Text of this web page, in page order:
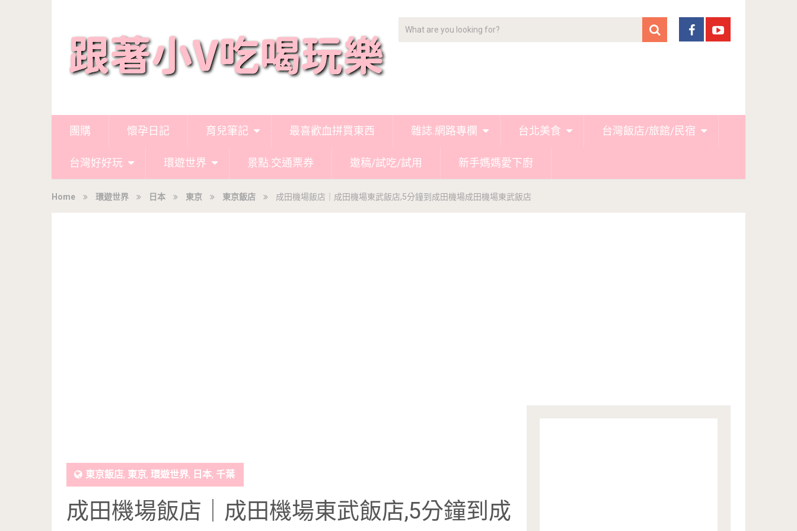
團購 懷孕日記 育兒筆記 最喜歡血拼買東西 雜誌.網路專欄 台北美食 台灣飯店/旅館/民宿
台灣好好玩 環遊世界 景點.交通票券 邀稿/試吃/試用 新手媽媽愛下廚
Home 環遊世界 日本 東京 東京飯店 成田機場飯店｜成田機場東武飯店,5分鐘到成田機場成田機場東武飯店
東京飯店, 東京, 環遊世界, 日本, 千葉
成田機場飯店｜成田機場東武飯店,5分鐘到成